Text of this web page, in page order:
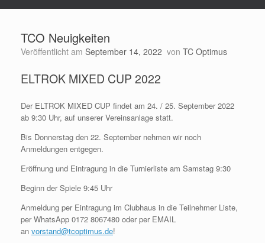
TCO Neuigkeiten
Veröffentlicht am September 14, 2022 von TC Optimus
ELTROK MIXED CUP 2022
Der ELTROK MIXED CUP findet am 24. / 25. September 2022
ab 9:30 Uhr, auf unserer Vereinsanlage statt.
Bis Donnerstag den 22. September nehmen wir noch
Anmeldungen entgegen.
Eröffnung und Eintragung in die Turnierliste am Samstag 9:30
Beginn der Spiele 9:45 Uhr
Anmeldung per Eintragung im Clubhaus in die Teilnehmer Liste,
per WhatsApp 0172 8067480 oder per EMAIL
an vorstand@tcoptimus.de!